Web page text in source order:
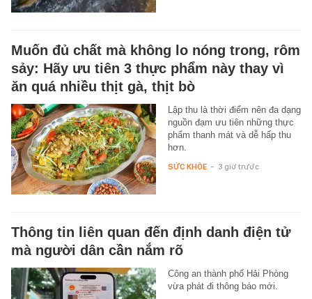
Muốn đủ chất mà không lo nóng trong, rôm
sảy: Hãy ưu tiên 3 thực phẩm này thay vì
ăn quá nhiều thịt gà, thịt bò
Lập thu là thời điểm nên đa dạng
nguồn đạm ưu tiên những thực
phẩm thanh mát và dễ hấp thu
hơn.
SỨC KHỎE - 3 giờ trước
Thông tin liên quan đến định danh điện tử
mà người dân cần nắm rõ
Công an thành phố Hải Phòng
vừa phát đi thông báo mới.